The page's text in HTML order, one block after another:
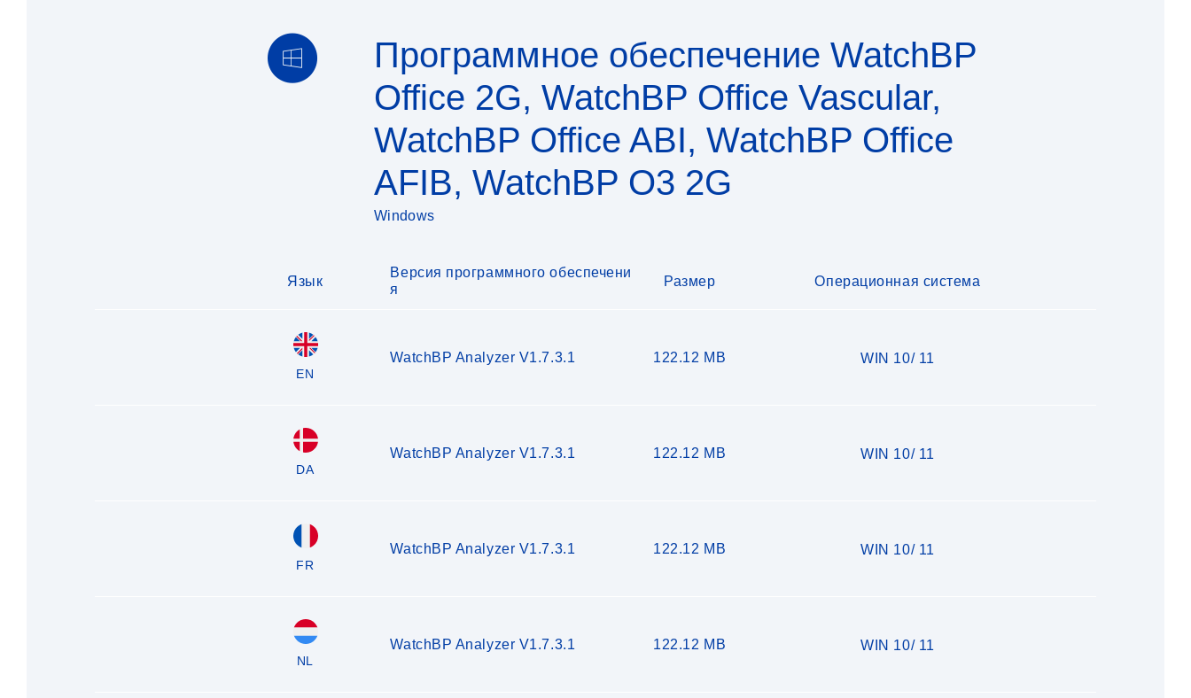
Программное обеспечение WatchBP
Office 2G, WatchBP Office Vascular,
WatchBP Office ABI, WatchBP Office
AFIB, WatchBP O3 2G
Windows
Язык
Версия программного обеспечени
я
Размер Операционная система
EN
WatchBP Analyzer V1.7.3.1 122.12 MB WIN 10/ 11
DA
WatchBP Analyzer V1.7.3.1 122.12 MB WIN 10/ 11
FR
WatchBP Analyzer V1.7.3.1 122.12 MB WIN 10/ 11
NL
WatchBP Analyzer V1.7.3.1 122.12 MB WIN 10/ 11